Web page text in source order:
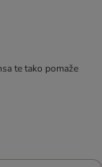
te tako pomaže